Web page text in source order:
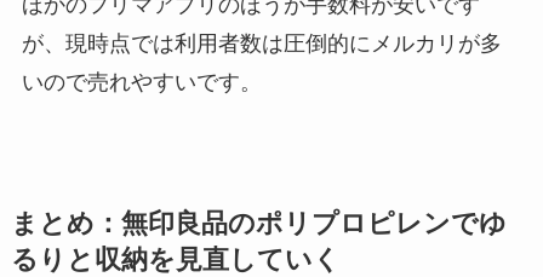
ほかのフリマアプリのほうが手数料が安いです
が、現時点では利用者数は圧倒的にメルカリが多
いので売れやすいです。
まとめ：無印良品のポリプロピレンでゆ
るりと収納を見直していく